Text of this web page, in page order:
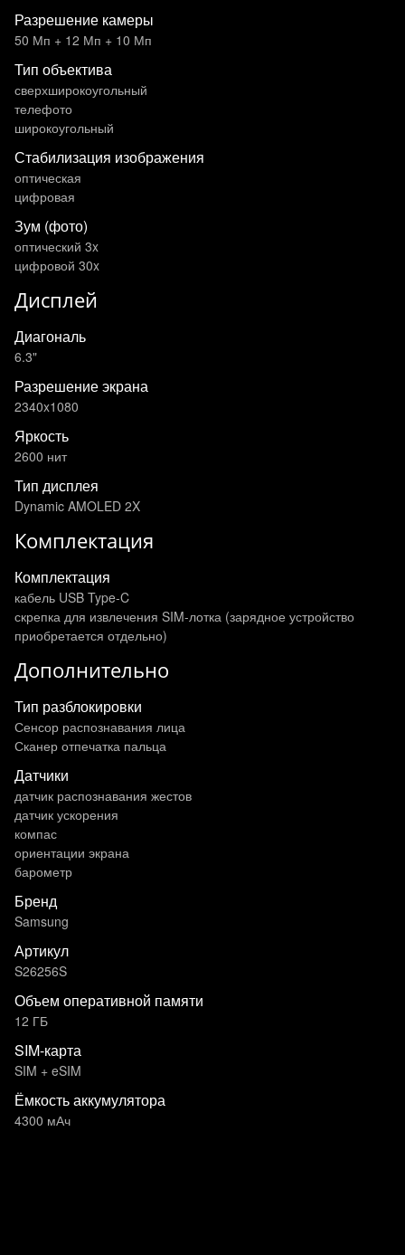
Разрешение камеры
50 Мп + 12 Мп + 10 Мп
Тип объектива
сверхширокоугольный
телефото
широкоугольный
Стабилизация изображения
оптическая
цифровая
Зум (фото)
оптический 3x
цифровой 30x
Дисплей
Диагональ
6.3"
Разрешение экрана
2340x1080
Яркость
2600 нит
Тип дисплея
Dynamic AMOLED 2X
Комплектация
Комплектация
кабель USB Type-C
скрепка для извлечения SIM-лотка (зарядное устройство
приобретается отдельно)
Дополнительно
Тип разблокировки
Сенсор распознавания лица
Сканер отпечатка пальца
Датчики
датчик распознавания жестов
датчик ускорения
компас
ориентации экрана
барометр
Бренд
Samsung
Артикул
S26256S
Объем оперативной памяти
12 ГБ
SIM-карта
SIM + eSIM
Ёмкость аккумулятора
4300 мАч